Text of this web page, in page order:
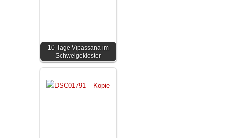
10 Tage Vipassana im
Schweigekloster